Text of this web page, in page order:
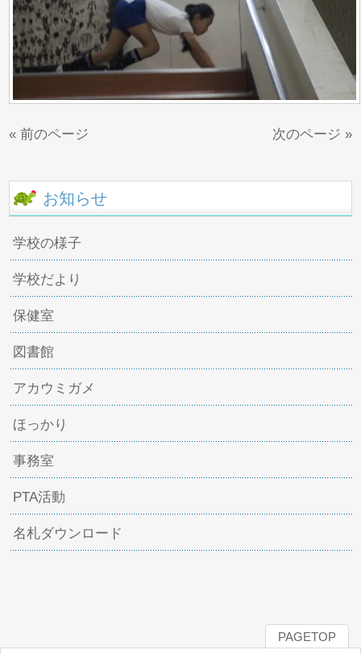
« 前のページ 次のページ »
お知らせ
学校の様子
学校だより
保健室
図書館
アカウミガメ
ほっかり
事務室
PTA活動
名札ダウンロード
PAGETOP